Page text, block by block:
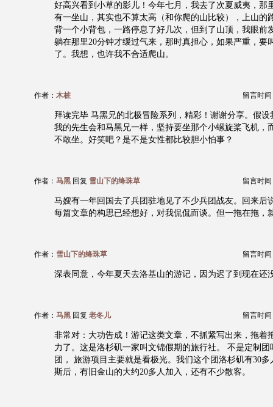
好高兴看到小草的影儿！今年七月，我去了次夏威夷，那
有一坐山，其实也不算太高（和你爬的山比较），上山的
背一个小背包，一路停息了好几次，但到了山顶，我眼前
躺在那里20分钟才缓过气来，那时真担心，如果严重，要
了。我想，也许我不合适爬山。
作者： 木桩 留言时间
拜读完毕 马黑兄的北极冒险系列，精彩！谢谢分享。假
我的先生会和马黑兄一样，坚持要坐那个小螺旋桨飞机，
不敢坐。好笑吧？是不是女性都比较胆小怕事？
作者： 马黑 回复 雪山下的绛珠草 留言时间
马嫂有一年回国去了兵团驻地见了不少兵团战友。回来后
每篇文章的构思已经想好，对我侃侃而谈。但一拖在拖，
作者： 雪山下的绛珠草 留言时间
深表同意，今年夏天去洛基山的游记，因为迟了到现在还
作者： 马黑 回复 老冬儿 留言时间
非常对：大功告成！游记这类文章，不抓紧写出来，拖着
力了。这是洛杉矶一家叫文锦假期的旅行社。 不是定制
团， 旅游项目主要就是看极光。我们这个团洛杉矶有30
斯后，有旧金山的大约20多人加入，还有不少散客。